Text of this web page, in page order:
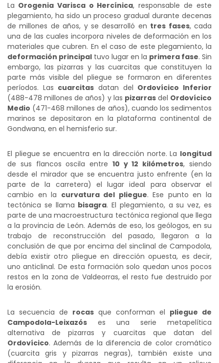
La Orogenia Varisca o Hercínica, responsable de este
plegamiento, ha sido un proceso gradual durante decenas
de millones de años, y se desarrolló en tres fases, cada
una de las cuales incorpora niveles de deformación en los
materiales que cubren. En el caso de este plegamiento, la
deformación principal tuvo lugar en la primera fase. Sin
embargo, las pizarras y las cuarcitas que constituyen la
parte más visible del pliegue se formaron en diferentes
períodos. Las cuarcitas datan del Ordovícico Inferior
(488-478 millones de años) y las pizarrasdel Ordovícico
Medio (471-468 millones de años), cuando los sedimentos
marinos se depositaron en la plataforma continental de
Gondwana, en el hemisferio sur.
El pliegue se encuentra en la dirección norte. La longitud
de sus flancos oscila entre 10 y 12 kilómetros, siendo
desde el mirador que se encuentra justo enfrente (en la
parte de la carretera) el lugar ideal para observar el
cambio en la curvatura del pliegue. Ese punto en la
tectónica se llama bisagra. El plegamiento, a su vez, es
parte de una macroestructura tectónica regional que llega
a la provincia de León. Además de eso, los geólogos, en su
trabajo de reconstrucción del pasado, llegaron a la
conclusión de que por encima del sinclinal de Campodola,
debía existir otro pliegue en dirección opuesta, es decir,
uno anticlinal. De esta formación solo quedan unos pocos
restos en la zona de Valdeorras, el resto fue destruido por
la erosión.
La secuencia de rocas que conforman el pliegue de
Campodola-Leixazós es una serie metapelítica
alternativa de pizarras y cuarcitas que datan del
Ordovícico. Además de la diferencia de color cromático
(cuarcita gris y pizarras negras), también existe una